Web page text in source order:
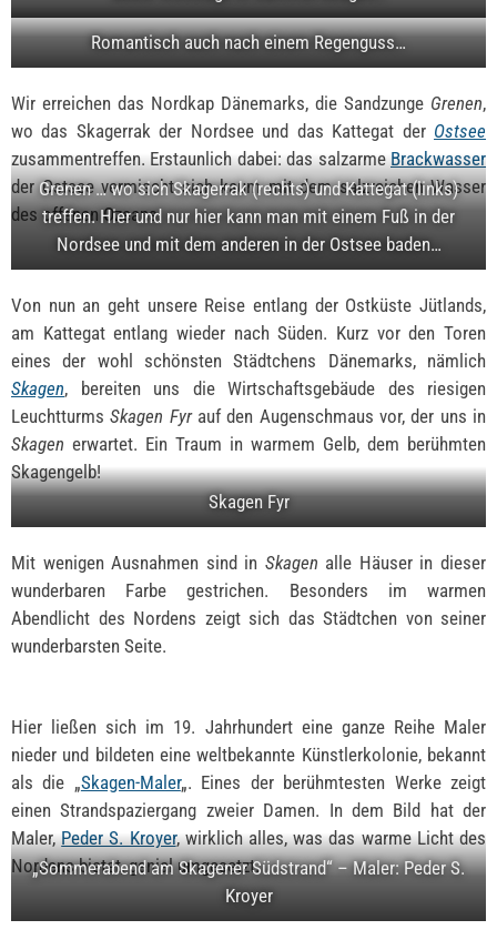
Romantisch auch nach einem Regenguss…
Wir erreichen das Nordkap Dänemarks, die Sandzunge Grenen,
wo das Skagerrak der Nordsee und das Kattegat der Ostsee
zusammentreffen. Erstaunlich dabei: das salzarmeBrackwasser
der Ostsee vermischt sich kaum mit dem salzreichen Wasser
des offenen Ozeans.
Grenen … wo sich Skagerrak (rechts) und Kattegat (links)
treffen. Hier und nur hier kann man mit einem Fuß in der
Nordsee und mit dem anderen in der Ostsee baden…
Von nun an geht unsere Reise entlang der Ostküste Jütlands,
am Kattegat entlang wieder nach Süden. Kurz vor den Toren
eines der wohl schönsten Städtchens Dänemarks, nämlich
Skagen, bereiten uns die Wirtschaftsgebäude des riesigen
LeuchtturmsSkagen Fyrauf den Augenschmaus vor, der uns in
Skagen erwartet. Ein Traum in warmem Gelb, dem berühmten
Skagengelb!
Skagen Fyr
Mit wenigen Ausnahmen sind in Skagen alle Häuser in dieser
wunderbaren Farbe gestrichen. Besonders im warmen
Abendlicht des Nordens zeigt sich das Städtchen von seiner
wunderbarsten Seite.
Hier ließen sich im 19. Jahrhundert eine ganze Reihe Maler
nieder und bildeten eine weltbekannte Künstlerkolonie, bekannt
als die „Skagen-Maler„. Eines der berühmtesten Werke zeigt
einen Strandspaziergang zweier Damen. In dem Bild hat der
Maler,Peder S. Kroyer, wirklich alles, was das warme Licht des
Nordens bietet, genial umgesetzt.
„Sommerabend am Skagener Südstrand“ – Maler: Peder S.
Kroyer